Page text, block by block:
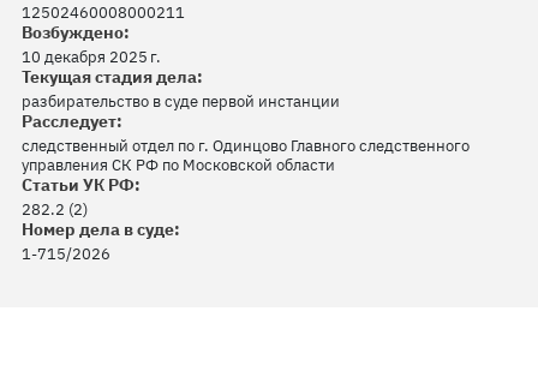
12502460008000211
Возбуждено:
10 декабря 2025 г.
Текущая стадия дела:
разбирательство в суде первой инстанции
Расследует:
следственный отдел по г. Одинцово Главного следственного
управления СК РФ по Московской области
Статьи УК РФ:
282.2 (2)
Номер дела в суде:
1-715/2026